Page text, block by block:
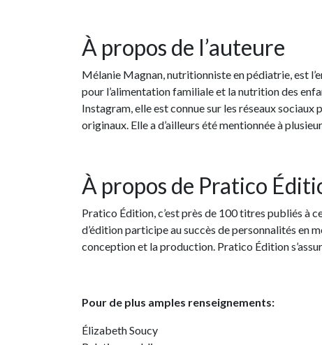
À propos de l’auteure
Mélanie Magnan, nutritionniste en pédiatrie, est
pour l’alimentation familiale et la nutrition des
Instagram, elle est connue sur les réseaux
originaux. Elle a d’ailleurs été mentionnée à
À propos de Pratico
Pratico Édition, c’est près de 100 titres publiés à
d’édition participe au succès de personnalités en
conception et la production. Pratico Édition
Pour de plus amples renseignements:
Élizabeth Soucy